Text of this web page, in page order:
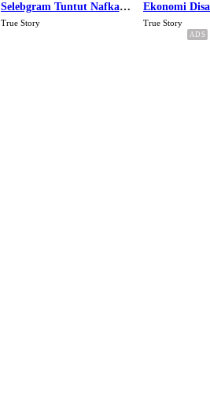
Selebgram Tuntut Nafkah
Rp.15 Juta Perbulan
True Story
Ekonomi
Karena Cinta
True Story